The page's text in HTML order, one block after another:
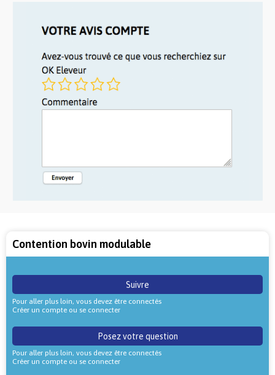
Contention bovin modulable
Suivre
Pour aller plus loin, vous devez être connectés
Créer un compte ou se connecter
Posez votre question
Pour aller plus loin, vous devez être connectés
Créer un compte ou se connecter